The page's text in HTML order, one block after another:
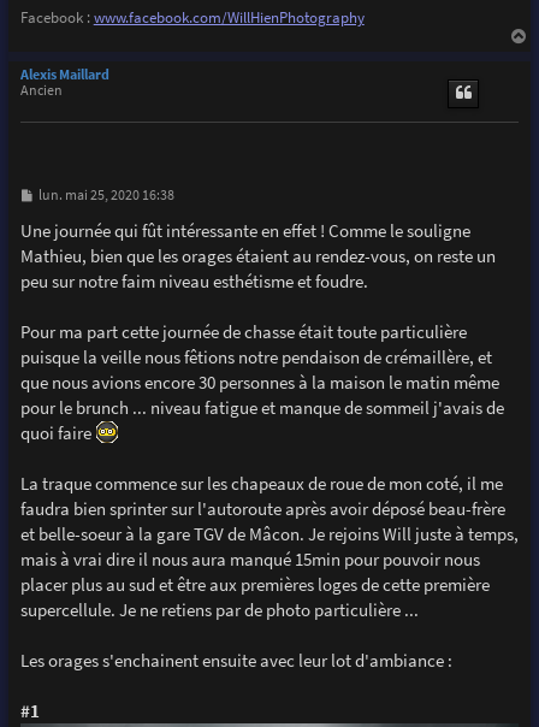
Facebook :www.facebook.com/WillHienPhotography
Alexis Maillard
Ancien
M
s
s
a
e
lun. mai 25, 2020 16:38
Une journée qui fût intéressante en effet ! Comme le souligne
Mathieu, bien que les orages étaient au rendez-vous, on reste un
peu sur notre faim niveau esthétisme et foudre.
Pour ma part cette journée de chasse était toute particulière
puisque la veille nous fêtions notre pendaison de crémaillère, et
que nous avions encore 30 personnes à la maison le matin même
pour le brunch ... niveau fatigue et manque de sommeil j'avais de
quoi faire
La traque commence sur les chapeaux de roue de mon coté, il me
faudra bien sprinter sur l'autoroute après avoir déposé beau-frère
et belle-soeur à la gare TGV de Mâcon. Je rejoins Will juste à temps,
mais à vrai dire il nous aura manqué 15min pour pouvoir nous
placer plus au sud et être aux premières loges de cette première
supercellule. Je ne retiens par de photo particulière ...
Les orages s'enchainent ensuite avec leur lot d'ambiance :
#1